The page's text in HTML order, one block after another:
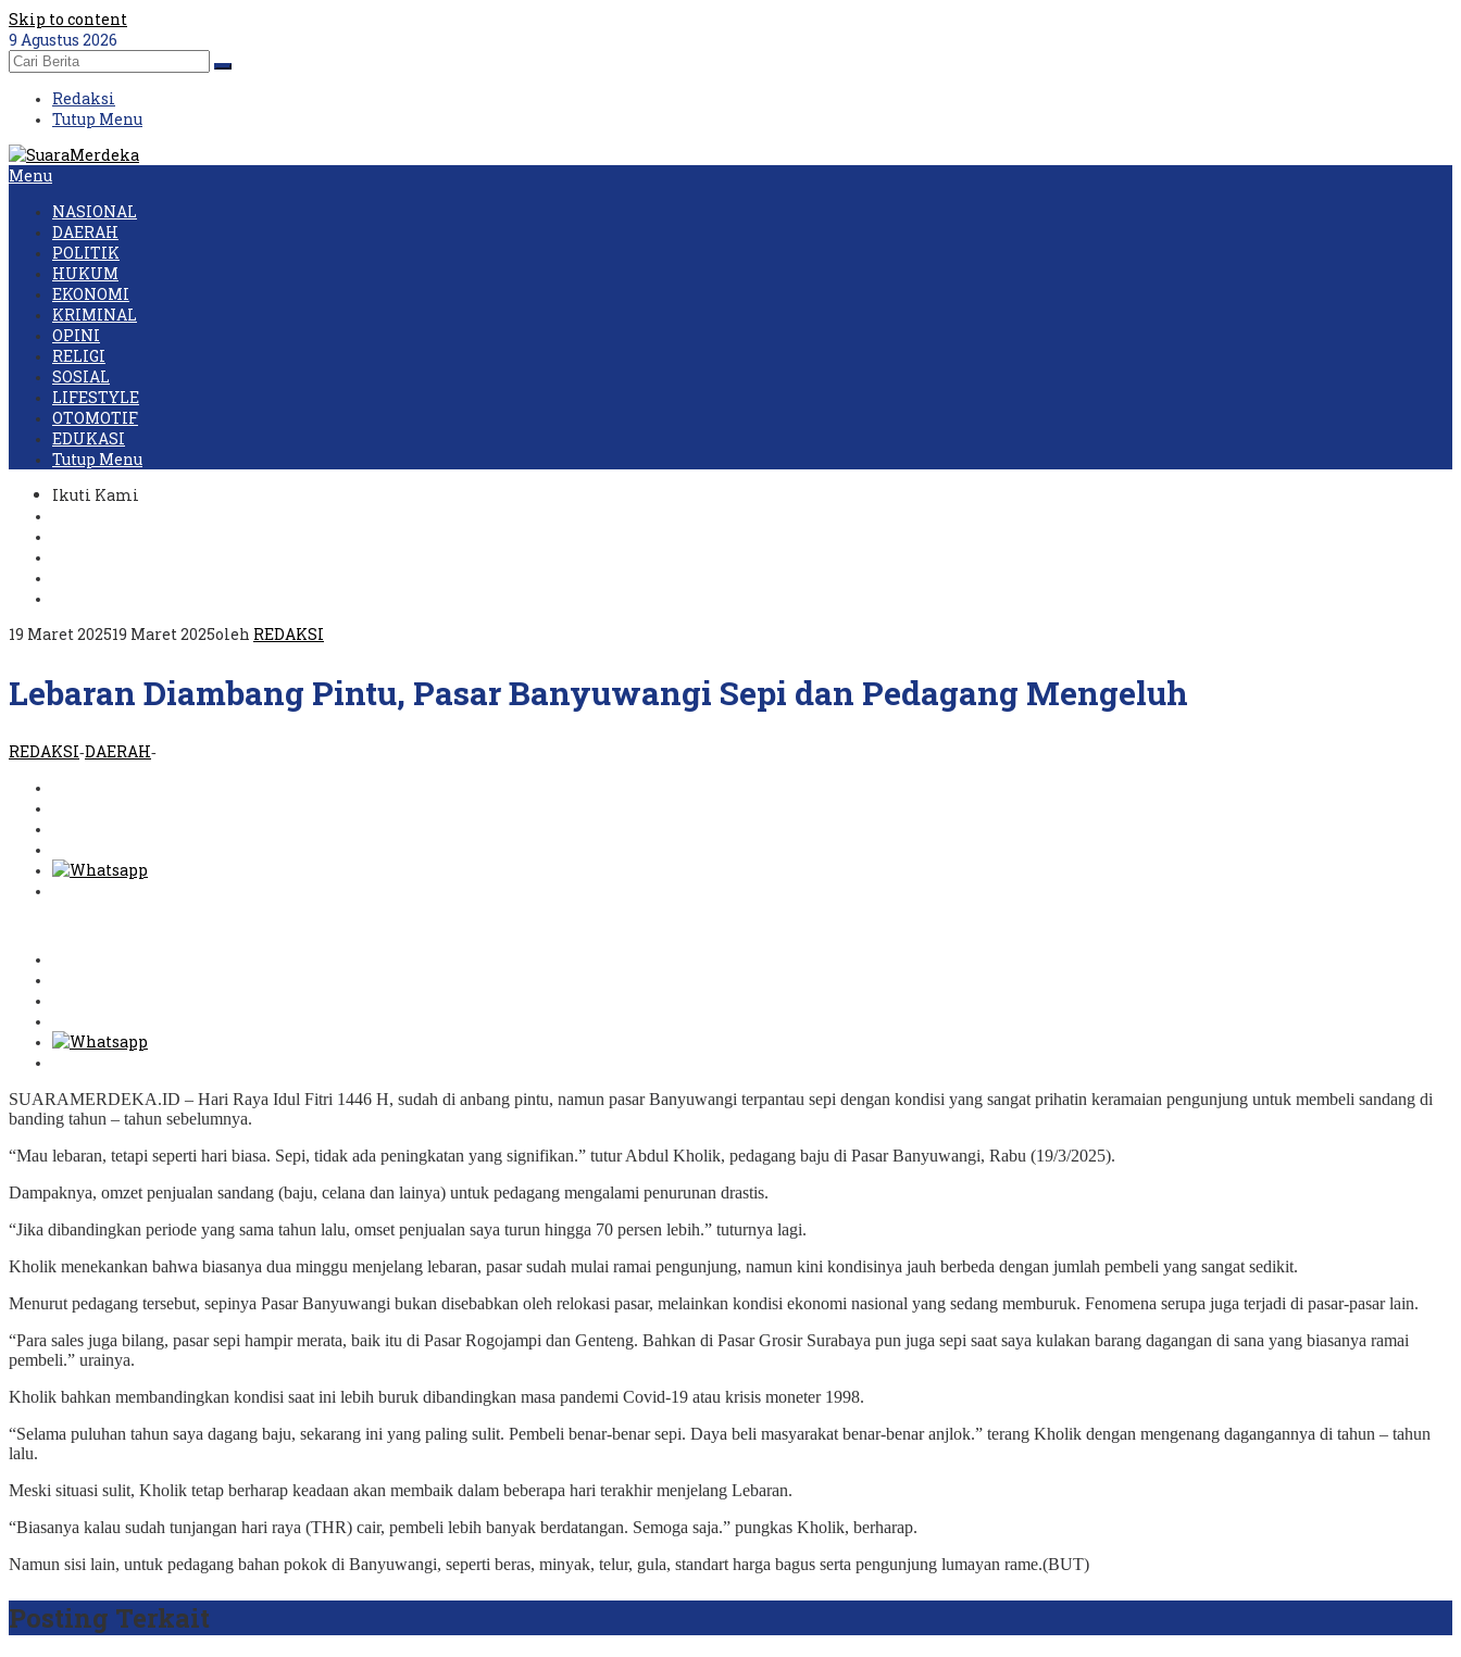
Skip to content
9 Agustus 2026
Redaksi
Tutup Menu
Menu
NASIONAL
DAERAH
POLITIK
HUKUM
EKONOMI
KRIMINAL
OPINI
RELIGI
SOSIAL
LIFESTYLE
OTOMOTIF
EDUKASI
Tutup Menu
Ikuti Kami
19 Maret 202519 Maret 2025oleh REDAKSI
Lebaran Diambang Pintu, Pasar Banyuwangi Sepi dan Pedagang Mengeluh
REDAKSI-DAERAH-
SUARAMERDEKA.ID – Hari Raya Idul Fitri 1446 H, sudah di anbang pintu, namun pasar Banyuwangi terpantau sepi dengan kondisi yang sangat prihatin keramaian pengunjung untuk membeli sandang di
banding tahun – tahun sebelumnya.
“Mau lebaran, tetapi seperti hari biasa. Sepi, tidak ada peningkatan yang signifikan.” tutur Abdul Kholik, pedagang baju di Pasar Banyuwangi, Rabu (19/3/2025).
Dampaknya, omzet penjualan sandang (baju, celana dan lainya) untuk pedagang mengalami penurunan drastis.
“Jika dibandingkan periode yang sama tahun lalu, omset penjualan saya turun hingga 70 persen lebih.” tuturnya lagi.
Kholik menekankan bahwa biasanya dua minggu menjelang lebaran, pasar sudah mulai ramai pengunjung, namun kini kondisinya jauh berbeda dengan jumlah pembeli yang sangat sedikit.
Menurut pedagang tersebut, sepinya Pasar Banyuwangi bukan disebabkan oleh relokasi pasar, melainkan kondisi ekonomi nasional yang sedang memburuk. Fenomena serupa juga terjadi di pasar-pasar lain.
“Para sales juga bilang, pasar sepi hampir merata, baik itu di Pasar Rogojampi dan Genteng. Bahkan di Pasar Grosir Surabaya pun juga sepi saat saya kulakan barang dagangan di sana yang biasanya ramai
pembeli.” urainya.
Kholik bahkan membandingkan kondisi saat ini lebih buruk dibandingkan masa pandemi Covid-19 atau krisis moneter 1998.
“Selama puluhan tahun saya dagang baju, sekarang ini yang paling sulit. Pembeli benar-benar sepi. Daya beli masyarakat benar-benar anjlok.” terang Kholik dengan mengenang dagangannya di tahun – tahun
lalu.
Meski situasi sulit, Kholik tetap berharap keadaan akan membaik dalam beberapa hari terakhir menjelang Lebaran.
“Biasanya kalau sudah tunjangan hari raya (THR) cair, pembeli lebih banyak berdatangan. Semoga saja.” pungkas Kholik, berharap.
Namun sisi lain, untuk pedagang bahan pokok di Banyuwangi, seperti beras, minyak, telur, gula, standart harga bagus serta pengunjung lumayan rame.(BUT)
Posting Terkait